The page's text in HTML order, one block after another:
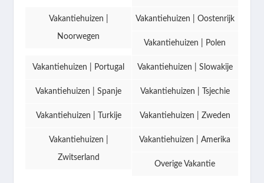
Vakantiehuizen |
Noorwegen
Vakantiehuizen | Oostenrijk
Vakantiehuizen | Polen
Vakantiehuizen | Portugal Vakantiehuizen | Slowakije
Vakantiehuizen | Spanje Vakantiehuizen | Tsjechie
Vakantiehuizen | Turkije Vakantiehuizen | Zweden
Vakantiehuizen |
Zwitserland
Vakantiehuizen | Amerika
Overige Vakantie